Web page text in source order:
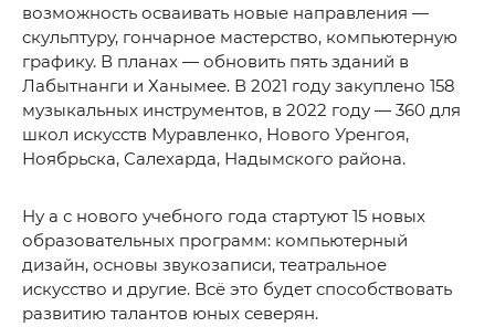
возможность осваивать новые направления —
скульптуру, гончарное мастерство, компьютерную
графику. В планах — обновить пять зданий в
Лабытнанги и Ханымее. В 2021 году закуплено 158
музыкальных инструментов, в 2022 году — 360 для
школ искусств Муравленко, Нового Уренгоя,
Ноябрьска, Салехарда, Надымского района.
Ну а с нового учебного года стартуют 15 новых
образовательных программ: компьютерный
дизайн, основы звукозаписи, театральное
искусство и другие. Всё это будет способствовать
развитию талантов юных северян.